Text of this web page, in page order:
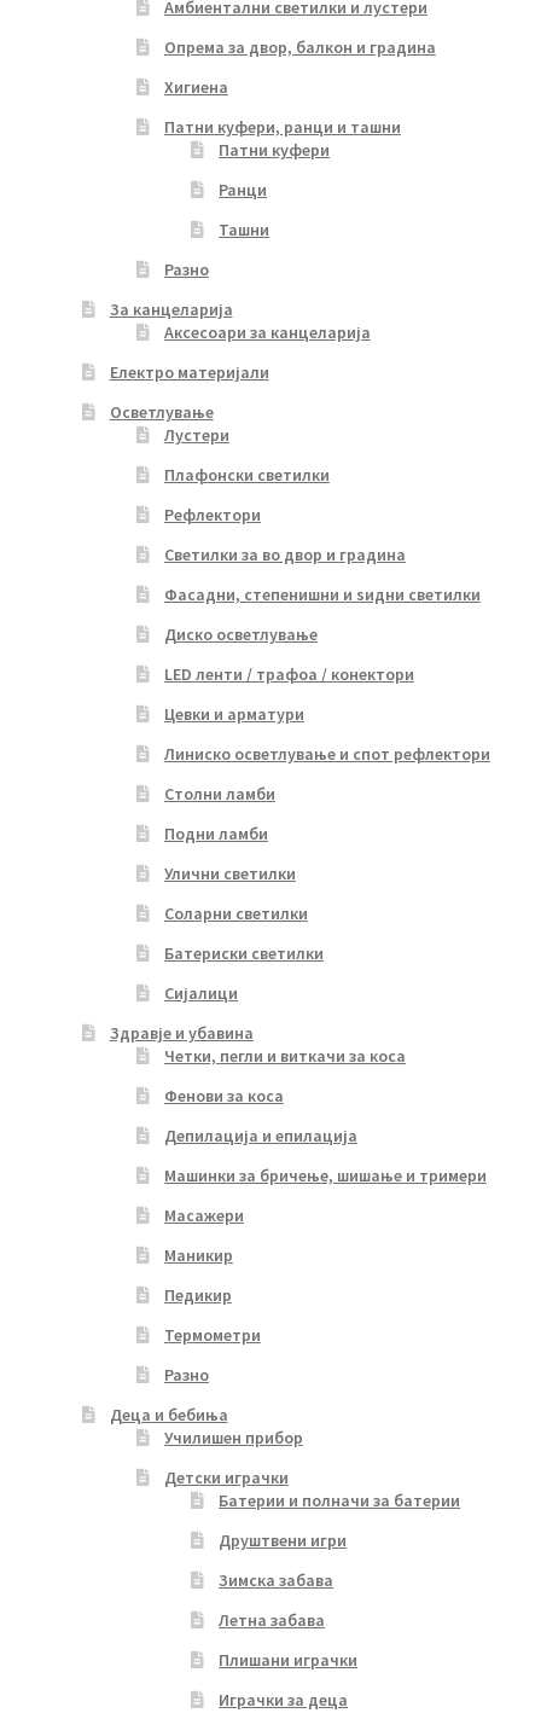
Амбиентални светилки и лустери
Опрема за двор, балкон и градина
Хигиена
Патни куфери, ранци и ташни
Патни куфери
Ранци
Ташни
Разно
За канцеларија
Аксесоари за канцеларија
Електро материјали
Осветлување
Лустери
Плафонски светилки
Рефлектори
Светилки за во двор и градина
Фасадни, степенишни и ѕидни светилки
Диско осветлување
LED ленти / трафоа / конектори
Цевки и арматури
Линиско осветлување и спот рефлектори
Столни ламби
Подни ламби
Улични светилки
Соларни светилки
Батериски светилки
Сијалици
Здравје и убавина
Четки, пегли и виткачи за коса
Фенови за коса
Депилација и епилација
Машинки за бричење, шишање и тримери
Масажери
Маникир
Педикир
Термометри
Разно
Деца и бебиња
Училишен прибор
Детски играчки
Батерии и полначи за батерии
Друштвени игри
Зимска забава
Летна забава
Плишани играчки
Играчки за деца